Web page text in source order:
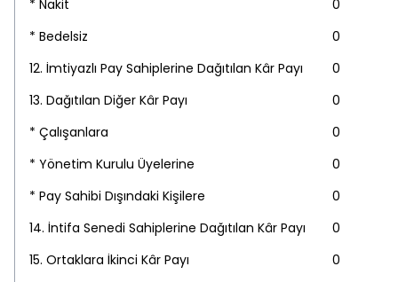
* Nakit
0
* Bedelsiz
0
12. İmtiyazlı Pay Sahiplerine Dağıtılan Kâr Payı
0
13. Dağıtılan Diğer Kâr Payı
0
* Çalışanlara
0
* Yönetim Kurulu Üyelerine
0
* Pay Sahibi Dışındaki Kişilere
0
14. İntifa Senedi Sahiplerine Dağıtılan Kâr Payı
0
15. Ortaklara İkinci Kâr Payı
0